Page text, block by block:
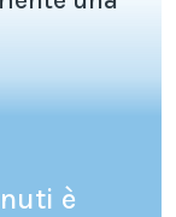
è